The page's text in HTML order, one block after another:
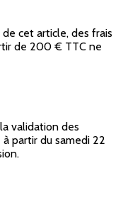
cet article, des frais
de 200 € TTC ne
validation des
partir du samedi 22